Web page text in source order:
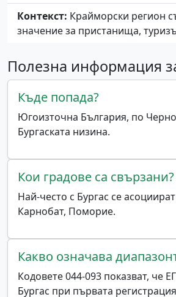
Контекст: Крайморски регион
значение за пристанища,
Полезна информация
Къде попада?
Югоизточна България, по
Бургаската низина.
Кои градове са свързани?
Най-често с Бургас се
Карнобат, Поморие.
Какво означава
Кодовете 044-093 показват, че
Бургас при първата